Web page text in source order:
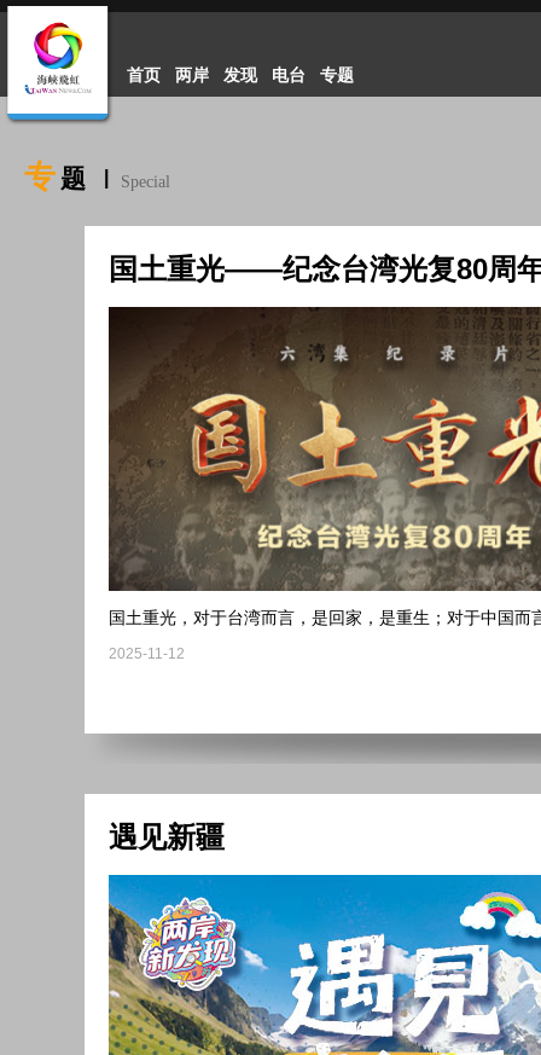
首页 两岸 发现 电台 专题
专 题 Special
国土重光——纪念台湾光复80周
国土重光，对于台湾而言，是回家，是重生；对于中国
2025-11-12
遇见新疆